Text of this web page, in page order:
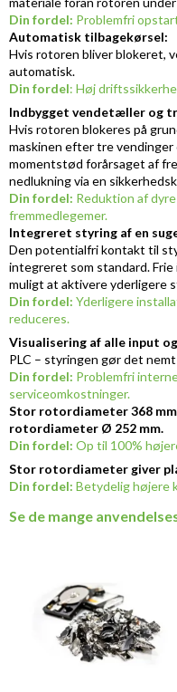
Din fordel: Problemfri
Automatisk tilbagekørsel:
Hvis rotoren bliver blokeret,
automatisk.
Din fordel: Høj
Indbygget vendetæller og
Hvis rotoren blokeres på
maskinen efter tre
momentstød forårsaget af
nedlukning via en
Din fordel: Reduktion af
fremmedlegemer.
Integreret styring af en
Den potentialfri kontakt til
integreret som standard.
muligt at aktivere yderligere
Din fordel: Yderligere
reduceres.
Visualisering af alle input
PLC – styringen gør det
Din fordel: Problemfri
serviceomkostninger.
Stor rotordiameter 368
rotordiameter Ø 252 mm.
Din fordel: Op til 100%
Stor rotordiameter giver
Din fordel: Betydelig højere
Se de mange